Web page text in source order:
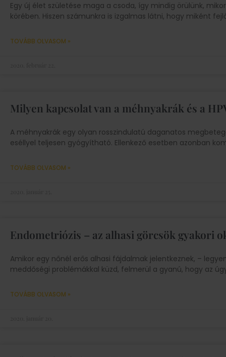
Egy új élet születése maga a csoda, így mindig örülünk,
körében. Hiszen számunkra is izgalmas látni, hogy miként
TOVÁBB OLVASOM »
Milyen kapcsolat van a méhnyakrák és a
A méhnyakrák egy olyan rosszindulatú daganatos
eséllyel teljesen gyógyítható. Ellenkező esetben azonban
TOVÁBB OLVASOM »
Endometriózis – az alhasi görcsök gyakori
Amikor egy nőnél erős alhasi fájdalmak jelentkeznek, –
meddőségi problémákkal küzd, felmerül a gyanú, hogy az
TOVÁBB OLVASOM »